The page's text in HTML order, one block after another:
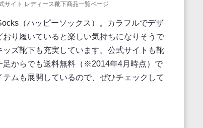
サイト レディース靴下商品一覧ページ
（ハッピーソックス）。カラフルでデザ
り履いていると楽しい気持ちになりそうで
ズ靴下も充実しています。公式サイトも靴
からでも送料無料（※2014年4月時点）で
ムも展開しているので、ぜひチェックして